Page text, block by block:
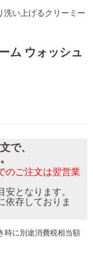
洗い上げるクリーミー
ム ウォッシュ
で、
のご注文は翌営業
となります。
存しておりま
時に別途消費税相当額